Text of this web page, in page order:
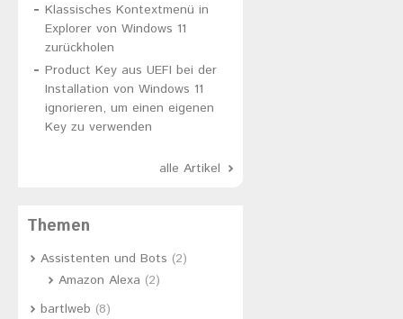
Klassisches Kontextmenü in
Explorer von Windows 11
zurückholen
Product Key aus UEFI bei der
Installation von Windows 11
ignorieren, um einen eigenen
Key zu verwenden
alle Artikel
Themen
Assistenten und Bots (2)
Amazon Alexa (2)
bartlweb (8)